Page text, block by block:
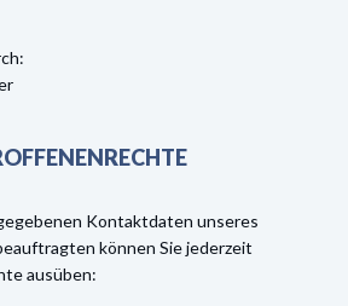
Kontaktdaten unseres
können Sie jederzeit
ausüben: